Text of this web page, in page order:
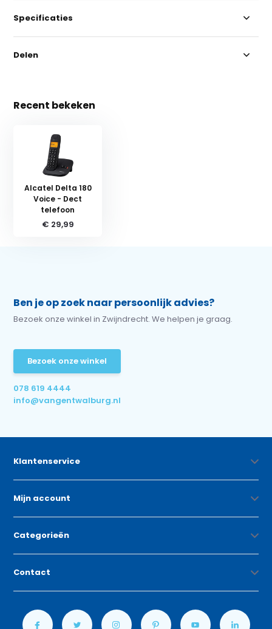
Specificaties
Delen
Recent bekeken
Alcatel Delta 180
Voice - Dect
telefoon
€ 29,99
Ben je op zoek naar persoonlijk advies?
Bezoek onze winkel in Zwijndrecht. We helpen je graag.
Bezoek onze winkel
078 619 4444
info@vangentwalburg.nl
Klantenservice
Mijn account
Categorieën
Contact